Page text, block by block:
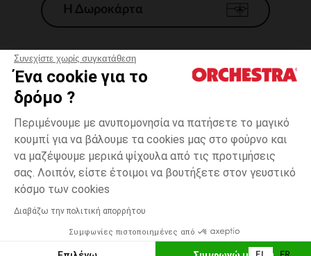
Συνεχίστε χωρίς συγκατάθεση
Ένα cookie για το
δρόμο ?
Περιμένουμε με ανυπομονησία να πατήσετε το μαγικό
κουμπί για να βάλουμε τα cookies μας στο φούρνο και
να μαζέψουμε μερικά ψίχουλα από τις προτιμήσεις
σας. Λοιπόν, είστε έτοιμοι να βουτήξετε στον γευστικό
κόσμο των cookies
Διαβάζω την πολιτική απορρήτου
Συμφωνίες πιστοποιημένες από
Πολύχρωμο
one
Δυνατότητα πληρωμής με
ΠΡΟΣΘΉΚΗ ΣΤΟ ΚΑΛΆΘΙ
Η Δωροκάρτα
Γενικοί 'Οροι Πώλησης
*Εμπορικες προσφορες
Προσωπικά δεδομένα
Διαχείρηση των cookies
Προσβασιμότητα: μη συμμορφούμενη
H Orchestra συμμετέχει στον κωδικά δεοντολογίας και στο σύστημα
μεσολάβησης της Γαλλικής Ομοσπονδίας Ηλεκτρονικού Εμπορίου.